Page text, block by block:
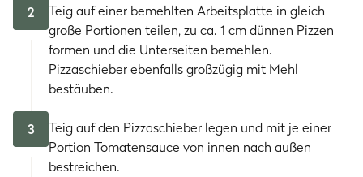
2
Teig auf einer bemehlten Arbeitsplatte in gleich
große Portionen teilen, zu ca. 1 cm dünnen Pizzen
formen und die Unterseiten bemehlen.
Pizzaschieber ebenfalls großzügig mit Mehl
bestäuben.
3
Teig auf den Pizzaschieber legen und mit je einer
Portion Tomatensauce von innen nach außen
bestreichen.